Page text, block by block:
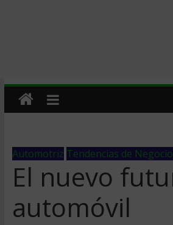
Automotriz Tendencias de
El nuevo
automóvil